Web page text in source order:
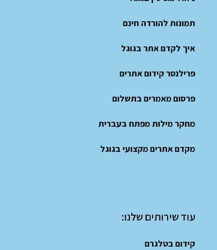
תמונות להורדה חינם
איך לקדם אתר בגוגל
פרילנסר קידום אתרים
פרסום מאמרים בתשלום
מחקר מילות מפתח בעברית
מקדם אתרים מקצועי בגוגל
עוד שירותים שלנו:
קידום בטלגרם